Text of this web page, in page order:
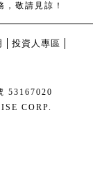
敬請見諒！
投資人專區
53167020
CORP.